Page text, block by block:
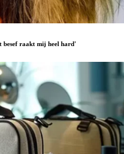
besef raakt mij heel hard'